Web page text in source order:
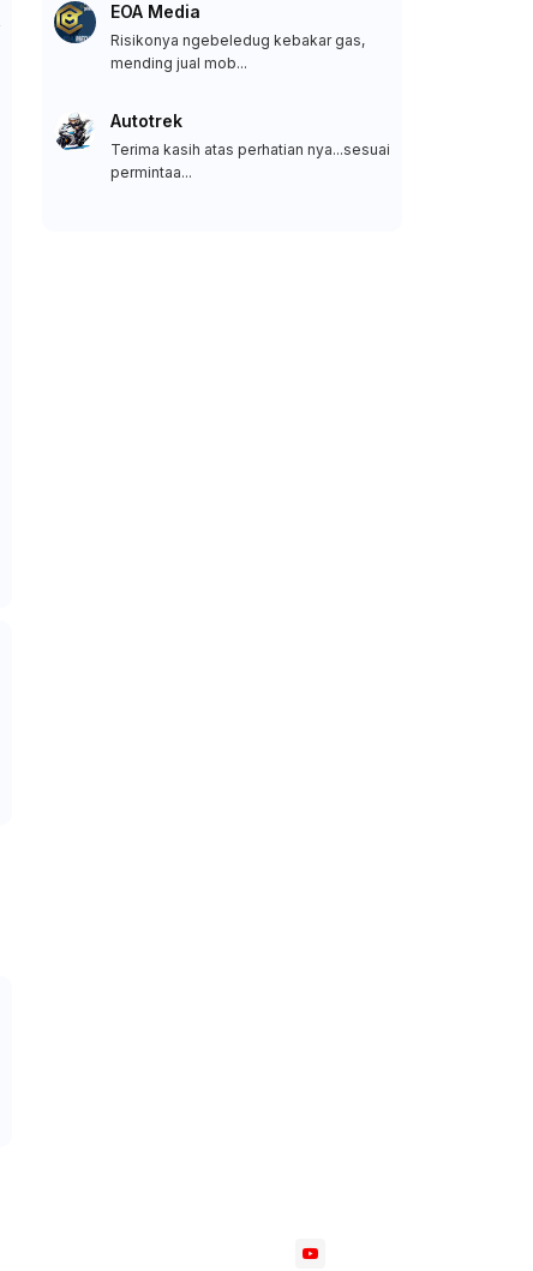
EOA Media
Risikonya ngebeledug kebakar gas,
mending jual mob...
Autotrek
Terima kasih atas perhatian nya...sesuai
permintaa...